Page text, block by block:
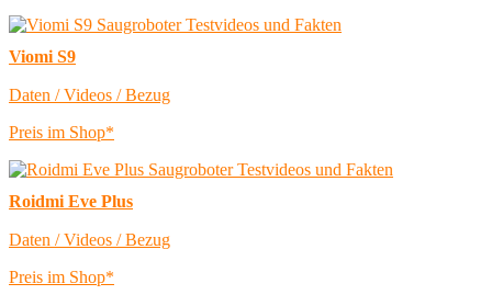
Viomi S9
Daten / Videos / Bezug
Preis im Shop*
Roidmi Eve Plus
Daten / Videos / Bezug
Preis im Shop*